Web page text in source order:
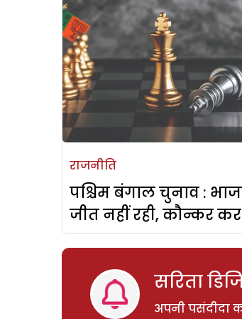
राजनीति
पश्चिम बंगाल चुनाव :
जीत नहीं रही, कौन्कर कर
सरिता
अपनी पसंदीदा